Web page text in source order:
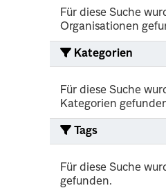
Für diese Suche
Organisationen
Kategorien
Für diese Suche
Kategorien
Tags
Für diese Suche
gefunden.